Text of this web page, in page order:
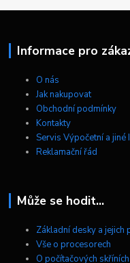
Informace pro
O nás
Jak nakupovat
Obchodní podmínky
Kontakty
Servis Výpočetní a jiné
Reklamační řád
Může se hodit...
Základní desky a jejich
Vše o procesorech
O počítačových skříních